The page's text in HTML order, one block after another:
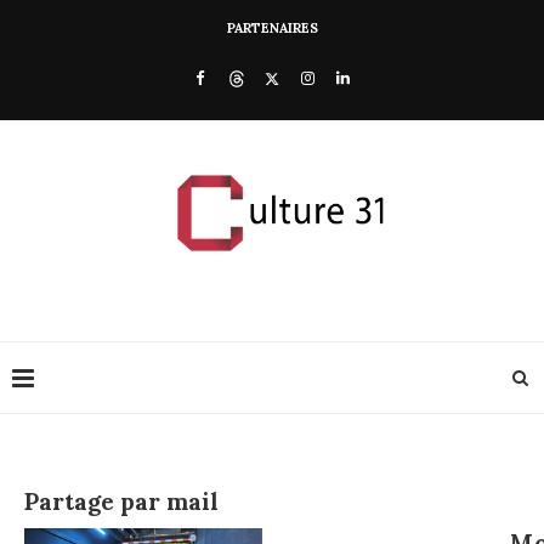
PARTENAIRES
Partage par mail